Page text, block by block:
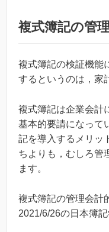
複式簿記の管
複式簿記の検証機能
するというのは，家
複式簿記は企業会計
基本的要請になって
記を導入するメリッ
ちよりも，むしろ管
ます。
複式簿記の管理会計
2021/6/26の日本簿